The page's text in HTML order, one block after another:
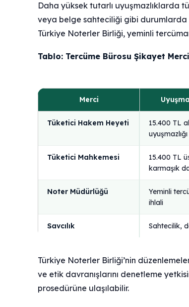
Daha yüksek tutarlı uyuşmazlıklarda
veya belge sahteciliği gibi durumlarda
Türkiye Noterler Birliği, yeminli
Tablo: Tercüme Bürosu Şikayet
Merci
Tüketici Hakem Heyeti
15.400 TL
uyuşmazlığı
Tüketici Mahkemesi
15.400 TL
karmaşık
Noter Müdürlüğü
Yeminli
ihlali
Savcılık Sahtecilik,
Türkiye Noterler Birliği’nin
ve etik davranışlarını denetleme
prosedürüne ulaşılabilir.